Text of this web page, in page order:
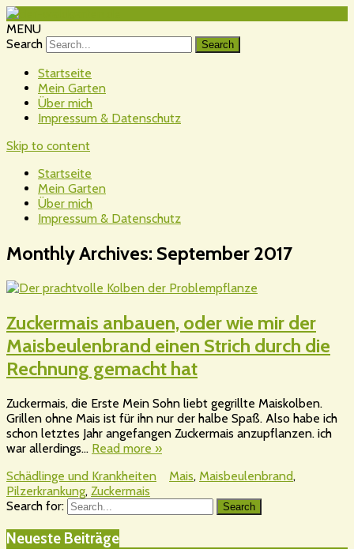
MENU
Search
Startseite
Mein Garten
Über mich
Impressum & Datenschutz
Skip to content
Startseite
Mein Garten
Über mich
Impressum & Datenschutz
Monthly Archives: September 2017
Zuckermais anbauen, oder wie mir der
Maisbeulenbrand einen Strich durch die
Rechnung gemacht hat
Zuckermais, die Erste Mein Sohn liebt gegrillte Maiskolben.
Grillen ohne Mais ist für ihn nur der halbe Spaß. Also habe ich
schon letztes Jahr angefangen Zuckermais anzupflanzen. ich
war allerdings… Read more »
Schädlinge und Krankheiten
Mais, Maisbeulenbrand,
Pilzerkrankung, Zuckermais
Search for:
Search
Neueste Beiträge